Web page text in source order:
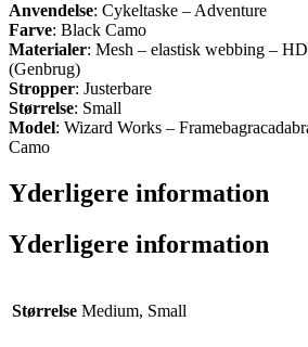
Anvendelse: Cykeltaske – Adventure
Farve: Black Camo
Materialer: Mesh – elastisk webbing –
(Genbrug)
Stropper: Justerbare
Størrelse: Small
Model: Wizard Works –
Camo
Yderligere information
Yderligere information
Størrelse Medium, Small